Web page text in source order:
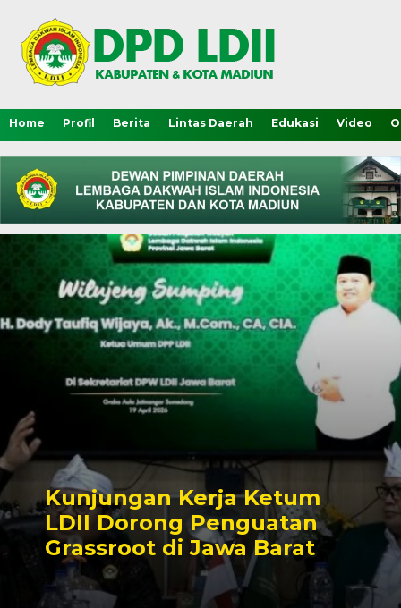
Home Profil Berita Lintas Daerah Edukasi Video
Kunjungan Kerja Ketum
LDII Dorong Penguatan
Grassroot di Jawa Barat